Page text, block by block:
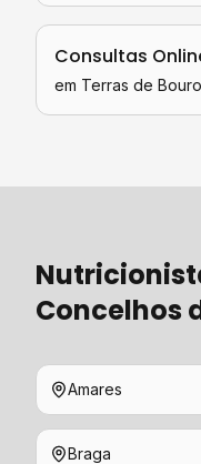
Consultas
em Terras de Bouro
Concelhos
Amares
Braga